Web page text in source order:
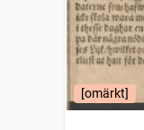
[omärkt]